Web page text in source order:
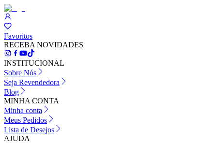
Favoritos
RECEBA NOVIDADES
INSTITUCIONAL
Sobre Nós
Seja Revendedora
Blog
MINHA CONTA
Minha conta
Meus Pedidos
Lista de Desejos
AJUDA